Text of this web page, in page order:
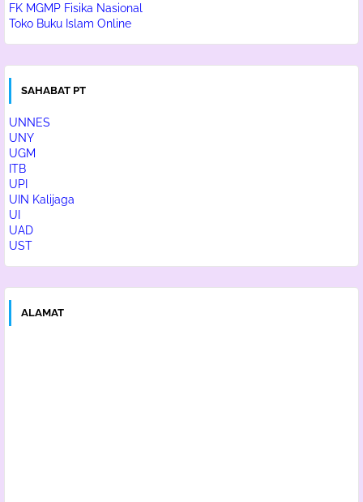
FK MGMP Fisika Nasional
Toko Buku Islam Online
SAHABAT PT
UNNES
UNY
UGM
ITB
UPI
UIN Kalijaga
UI
UAD
UST
ALAMAT